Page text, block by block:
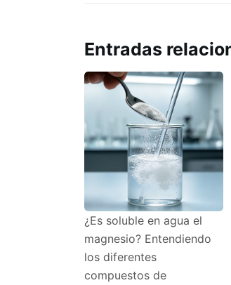
Entradas
¿Es soluble en agua el
magnesio? Entendiendo
los diferentes
compuestos de